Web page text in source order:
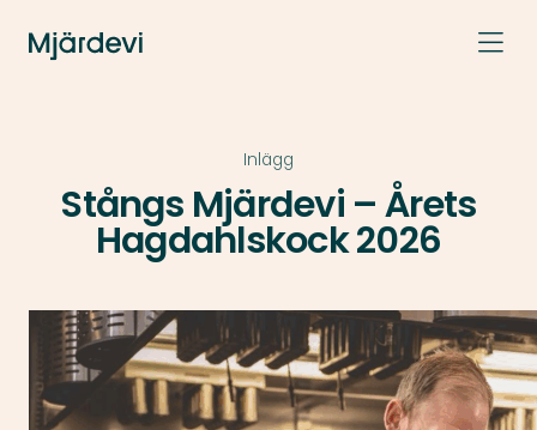
Inlägg
Stångs Mjärdevi – Årets
Hagdahlskock 2026